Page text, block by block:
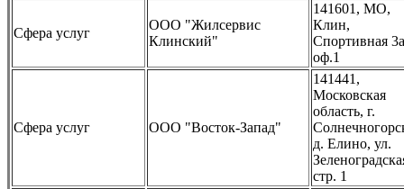
Сфера услуг
ООО "Жилсервис
Клинский"
141601, МО,
Клин,
Спортивная 3а
оф.1
Сфера услуг ООО "Восток-Запад"
141441,
Московская
область, г.
д. Елино, ул.
стр. 1